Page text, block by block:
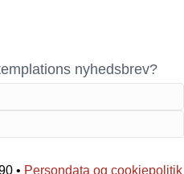
nyhedsbrev?
• Persondata og cookiepolitik